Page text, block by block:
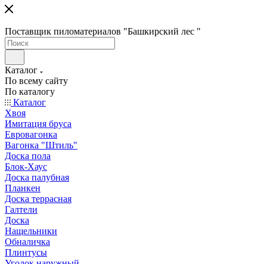
Поставщик пиломатериалов "Башкирский лес "
Каталог
По всему сайту
По каталогу
Каталог
Хвоя
Имитация бруса
Евровагонка
Вагонка "Штиль"
Доска пола
Блок-Хаус
Доска палубная
Планкен
Доска террасная
Галтели
Доска
Нащельники
Обналичка
Плинтусы